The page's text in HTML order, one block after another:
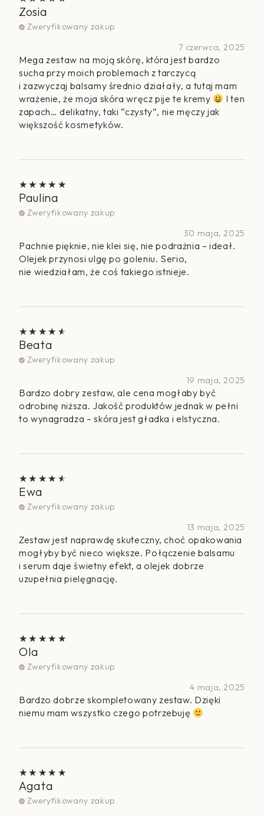
Oceniono
Zosia
Zweryfikowany zakup
7 czerwca, 2025
Mega zestaw na moją skórę, która jest bardzo
sucha przy moich problemach z tarczycą
i zazwyczaj balsamy średnio działały, a tutaj mam
wrażenie, że moja skóra wręcz pije te kremy
I ten
zapach… delikatny, taki “czysty”, nie męczy jak
większość kosmetyków.
Oceniono
Paulina
Zweryfikowany zakup
30 maja, 2025
Pachnie pięknie, nie klei się, nie podrażnia – ideał.
Olejek przynosi ulgę po goleniu. Serio,
nie wiedziałam, że coś takiego istnieje.
Oceniono
Beata
Zweryfikowany zakup
19 maja, 2025
Bardzo dobry zestaw, ale cena mogłaby być
odrobinę niższa. Jakość produktów jednak w pełni
to wynagradza – skóra jest gładka i elstyczna.
Oceniono
Ewa
Zweryfikowany zakup
13 maja, 2025
Zestaw jest naprawdę skuteczny, choć opakowania
mogłyby być nieco większe. Połączenie balsamu
i serum daje świetny efekt, a olejek dobrze
uzupełnia pielęgnację.
Oceniono
Ola
Zweryfikowany zakup
4 maja, 2025
Bardzo dobrze skompletowany zestaw. Dzięki
niemu mam wszystko czego potrzebuję
Oceniono
Agata
Zweryfikowany zakup